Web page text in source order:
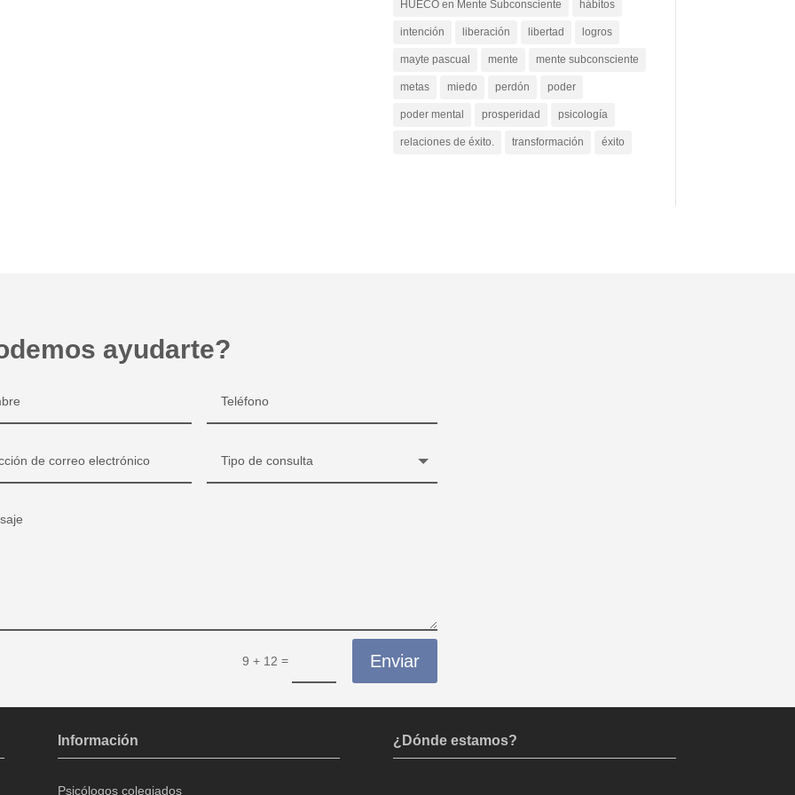
HUECO en Mente Subconsciente hábitos
intención liberación libertad logros
mayte pascual mente mente subconsciente
metas miedo perdón poder
poder mental prosperidad psicología
relaciones de éxito. transformación éxito
ayudarte?
9 + 12 = Enviar
Información
Psicólogos colegiados
¿Dónde estamos?